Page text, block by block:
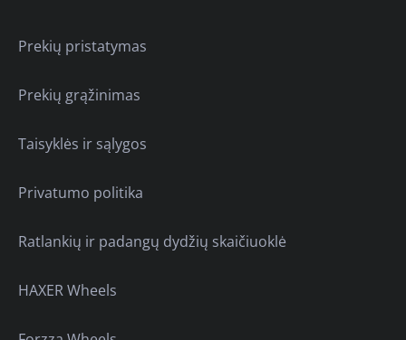
Prekių pristatymas
Prekių grąžinimas
Taisyklės ir sąlygos
Privatumo politika
Ratlankių ir padangų dydžių skaičiuoklė
HAXER Wheels